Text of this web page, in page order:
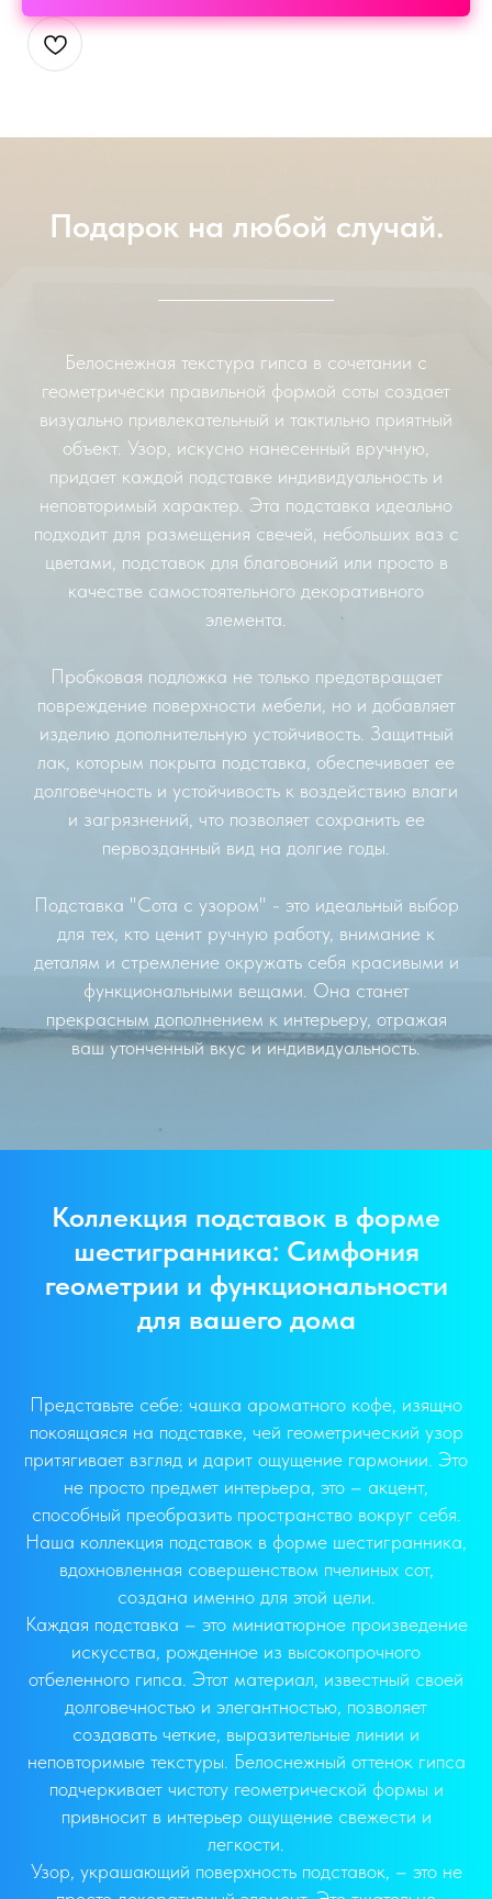
Подарок на любой случай.
Белоснежная текстура гипса в сочетании с
геометрически правильной формой соты создает
визуально привлекательный и тактильно приятный
объект. Узор, искусно нанесенный вручную,
придает каждой подставке индивидуальность и
неповторимый характер. Эта подставка идеально
подходит для размещения свечей, небольших ваз с
цветами, подставок для благовоний или просто в
качестве самостоятельного декоративного
элемента.
Пробковая подложка не только предотвращает
повреждение поверхности мебели, но и добавляет
изделию дополнительную устойчивость. Защитный
лак, которым покрыта подставка, обеспечивает ее
долговечность и устойчивость к воздействию влаги
и загрязнений, что позволяет сохранить ее
первозданный вид на долгие годы.
Подставка "Сота с узором" - это идеальный выбор
для тех, кто ценит ручную работу, внимание к
деталям и стремление окружать себя красивыми и
функциональными вещами. Она станет
прекрасным дополнением к интерьеру, отражая
ваш утонченный вкус и индивидуальность.
Коллекция подставок в форме
шестигранника: Симфония
геометрии и функциональности
для вашего дома
Представьте себе: чашка ароматного кофе, изящно
покоящаяся на подставке, чей геометрический узор
притягивает взгляд и дарит ощущение гармонии. Это
не просто предмет интерьера, это – акцент,
способный преобразить пространство вокруг себя.
Наша коллекция подставок в форме шестигранника,
вдохновленная совершенством пчелиных сот,
создана именно для этой цели.
Каждая подставка – это миниатюрное произведение
искусства, рожденное из высокопрочного
отбеленного гипса. Этот материал, известный своей
долговечностью и элегантностью, позволяет
создавать четкие, выразительные линии и
неповторимые текстуры. Белоснежный оттенок гипса
подчеркивает чистоту геометрической формы и
привносит в интерьер ощущение свежести и
легкости.
Узор, украшающий поверхность подставок, – это не